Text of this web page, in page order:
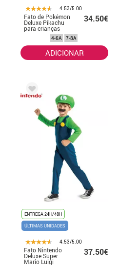
4.53/5.00
Fato de Pokémon
Deluxe Pikachu
para crianças
34.50€
4-6A 7-8A
ADICIONAR
ENTREGA 24H/48H
ÚLTIMAS UNIDADES
4.53/5.00
Fato Nintendo
Deluxe Super
Mario Luigi
37.50€